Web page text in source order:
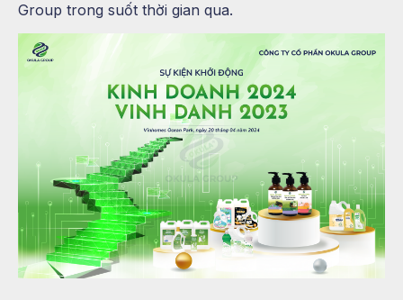
Group trong suốt thời gian qua.